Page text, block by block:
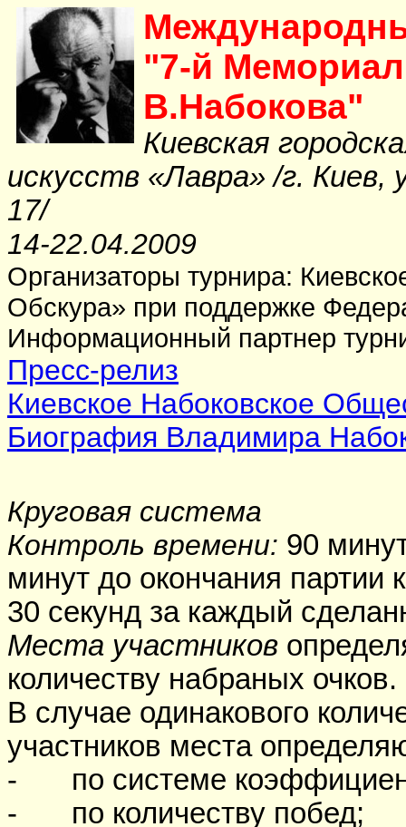
"7-й Мемориал
В.Набокова"
Киевская
искусств «Лавра» /г. Киев,
17/
14-22.04.2009
Организаторы турнира:
Обскура» при поддержке
Информационный партнер
Пресс-релиз
Киевское Набоковское
Биография Владимира
Круговая система
Контроль времени: 90
минут до окончания партии
30 секунд за каждый
Места участников
количеству набраных очков.
В случае одинакового
участников места
-
по системе
-
по количеству побед;